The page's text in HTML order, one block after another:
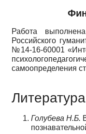
Работа
Российского
№14-16-60001
самоопределения
Литература
Голубева Н.Б.